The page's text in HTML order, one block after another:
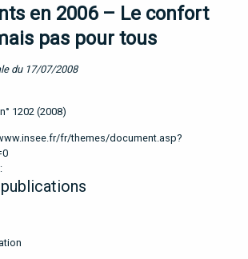
en 2006 – Le confort
pas pour tous
du 17/07/2008
1202 (2008)
fr/themes/document.asp?
: